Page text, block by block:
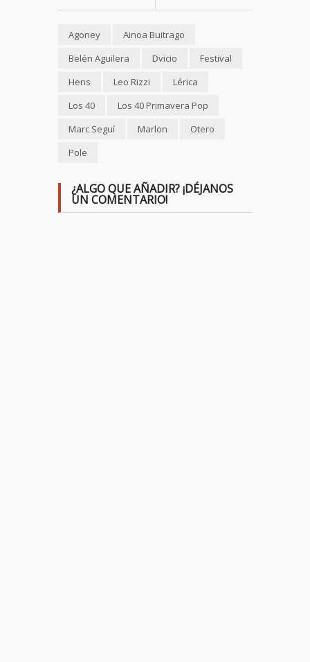
Agoney
Ainoa Buitrago
Belén Aguilera
Dvicio
Festival
Hens
Leo Rizzi
Lérica
Los 40
Los 40 Primavera Pop
Marc Seguí
Marlon
Otero
Pole
¿ALGO QUE AÑADIR? ¡DÉJANOS
UN COMENTARIO!